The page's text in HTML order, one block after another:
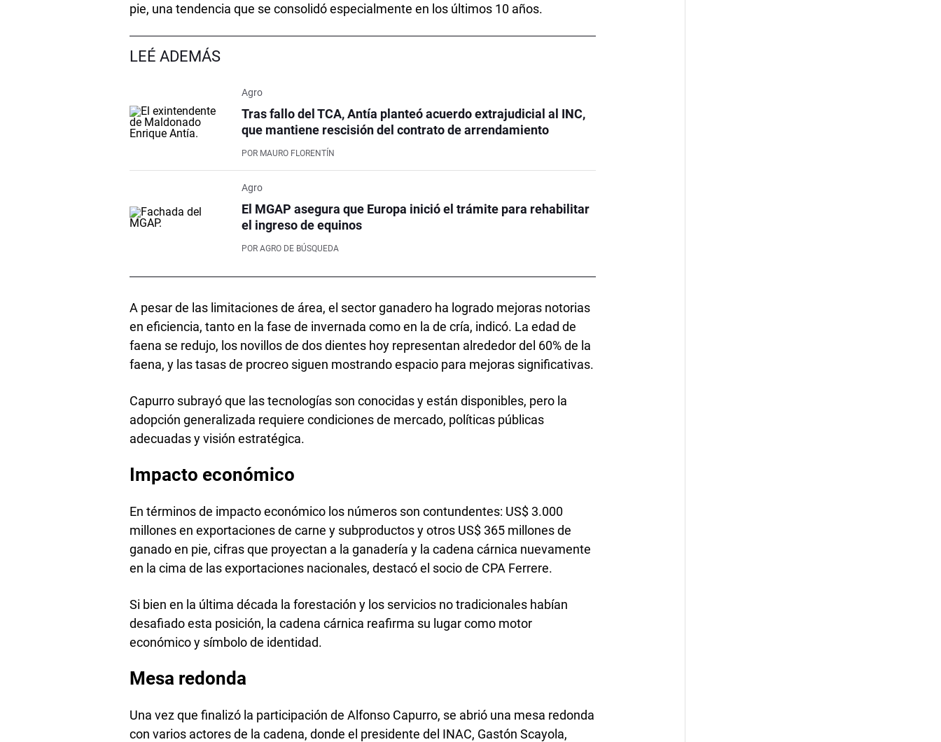
pie, una tendencia que se consolidó especialmente en los últimos 10 años.
LEÉ ADEMÁS
Agro
Tras fallo del TCA, Antía planteó acuerdo extrajudicial al INC,
que mantiene rescisión del contrato de arrendamiento
POR MAURO FLORENTÍN
Agro
El MGAP asegura que Europa inició el trámite para rehabilitar
el ingreso de equinos
POR AGRO DE BÚSQUEDA
A pesar de las limitaciones de área, el sector ganadero ha logrado mejoras notorias
en eficiencia, tanto en la fase de invernada como en la de cría, indicó. La edad de
faena se redujo, los novillos de dos dientes hoy representan alrededor del 60% de la
faena, y las tasas de procreo siguen mostrando espacio para mejoras significativas.
Capurro subrayó que las tecnologías son conocidas y están disponibles, pero la
adopción generalizada requiere condiciones de mercado, políticas públicas
adecuadas y visión estratégica.
Impacto económico
En términos de impacto económico los números son contundentes: US$ 3.000
millones en exportaciones de carne y subproductos y otros US$ 365 millones de
ganado en pie, cifras que proyectan a la ganadería y la cadena cárnica nuevamente
en la cima de las exportaciones nacionales, destacó el socio de CPA Ferrere.
Si bien en la última década la forestación y los servicios no tradicionales habían
desafiado esta posición, la cadena cárnica reafirma su lugar como motor
económico y símbolo de identidad.
Mesa redonda
Una vez que finalizó la participación de Alfonso Capurro, se abrió una mesa redonda
con varios actores de la cadena, donde el presidente del INAC, Gastón Scayola,